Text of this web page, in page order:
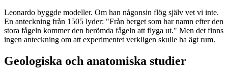
Leonardo byggde modeller. Om han någonsin flög själv vet vi inte.
En anteckning från 1505 lyder: "Från berget som har namn efter den
stora fågeln kommer den berömda fågeln att flyga ut." Men det finns
ingen anteckning om att experimentet verkligen skulle ha ägt rum.
Geologiska och anatomiska studier